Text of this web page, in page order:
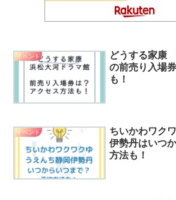
イベント
どうする家康
の前売り入場
も！
イベント
ちいかわワク
伊勢丹はいつ
方法も！